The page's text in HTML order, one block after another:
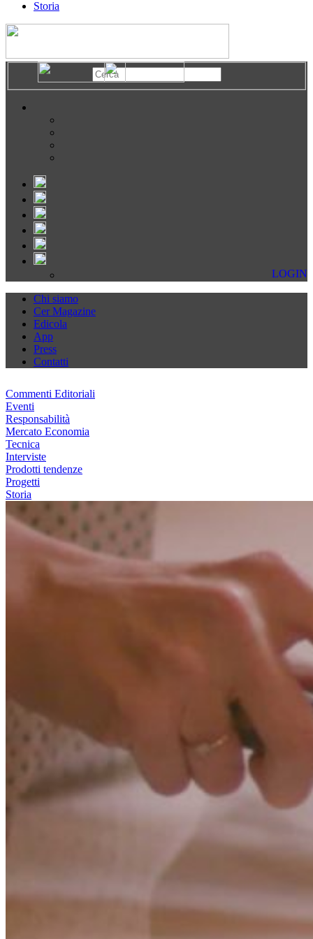
Storia
LOGIN
Chi siamo
Cer Magazine
Edicola
App
Press
Contatti
Commenti Editoriali
Eventi
Responsabilità
Mercato Economia
Tecnica
Interviste
Prodotti tendenze
Progetti
Storia